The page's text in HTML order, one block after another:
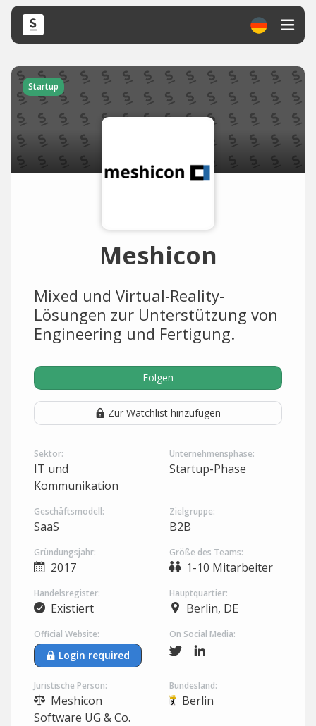
Startup
Meshicon
Mixed und Virtual-Reality-
Lösungen zur Unterstützung von
Engineering und Fertigung.
Folgen
Zur Watchlist hinzufügen
Sektor:
IT und
Kommunikation
Unternehmensphase:
Startup-Phase
Geschäftsmodell:
SaaS
Zielgruppe:
B2B
Gründungsjahr:
2017
Größe des Teams:
1-10 Mitarbeiter
Handelsregister:
Existiert
Hauptquartier:
Berlin, DE
Official Website:
Login required
On Social Media:
Juristische Person:
Meshicon
Software UG & Co.
Bundesland:
Berlin